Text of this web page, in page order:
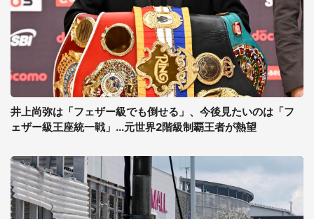
井上尚弥は「フェザー級でも倒せる」、今後見たいのは「フ
ェザー級王座統一戦」...元世界2階級制覇王者が熱望